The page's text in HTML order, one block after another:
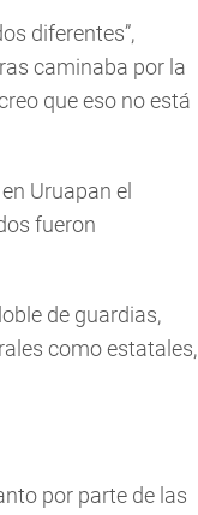
diferentes”,
caminaba por la
que eso no está
Uruapan el
fueron
de guardias,
como estatales,
por parte de las